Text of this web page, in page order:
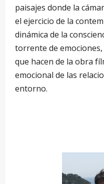
paisajes donde la
el ejercicio de la
dinámica de la
torrente de
que hacen de la obra
emocional de las
entorno.